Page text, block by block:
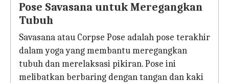
Pose Savasana untuk Meregangkan
Tubuh
Savasana atau Corpse Pose adalah pose terakhir
dalam yoga yang membantu meregangkan
tubuh dan merelaksasi pikiran. Pose ini
melibatkan berbaring dengan tangan dan kaki